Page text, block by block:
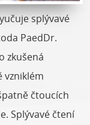
splývavé
PaedDr.
zkušená
vzniklém
čtoucích
Splývavé čtení